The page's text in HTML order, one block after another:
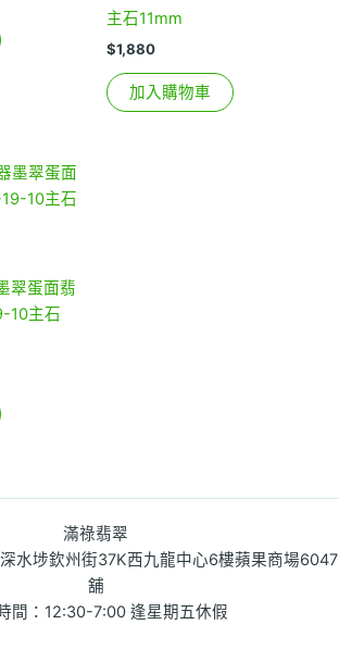
主石11mm
$1,880
加入購物車
翠蛋面翡
10主石
滿祿翡翠
水埗欽州街37K西九龍中心6樓蘋果商場6047
舖
間：12:30-7:00 逢星期五休假